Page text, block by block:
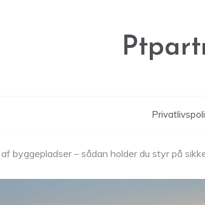
byggepladser – sådan holder du styr på